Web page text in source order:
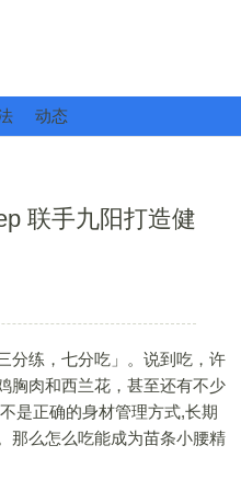
动态
联手九阳打造健
练，七分吃」。说到吃，许
胸肉和西兰花，甚至还有不少
是正确的身材管理方式,长期
那么怎么吃能成为苗条小腰精